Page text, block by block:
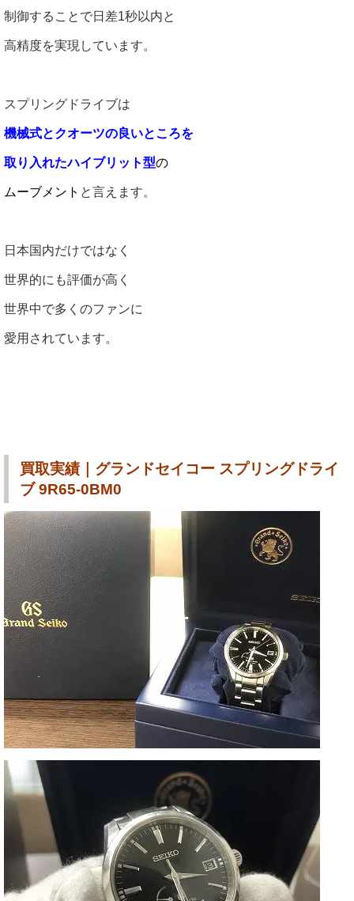
制御することで日差1秒以内と
高精度を実現しています。
スプリングドライブは
機械式とクオーツの良いところを
取り入れたハイブリット型の
ムーブメント と言えます。
日本国内だけではなく
世界的にも評価が高く
世界中で多くのファンに
愛用されています。
買取実績｜グランドセイコー スプリングドライ
ブ 9R65-0BM0